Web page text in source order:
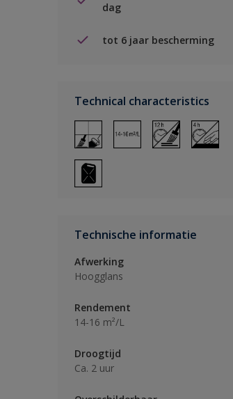
dag
tot 6 jaar bescherming
Technical characteristics
Technische informatie
Afwerking
Hoogglans
Rendement
14-16 m²/L
Droogtijd
Ca. 2 uur